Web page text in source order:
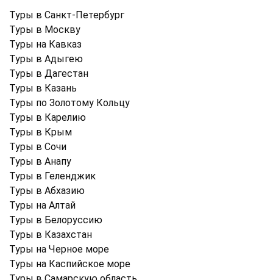
Туры в Санкт-Петербург
Туры в Москву
Туры на Кавказ
Туры в Адыгею
Туры в Дагестан
Туры в Казань
Туры по Золотому Кольцу
Туры в Карелию
Туры в Крым
Туры в Cочи
Туры в Анапу
Туры в Геленджик
Туры в Абхазию
Туры на Алтай
Туры в Белоруссию
Туры в Казахстан
Туры на Черное море
Туры на Каспийское море